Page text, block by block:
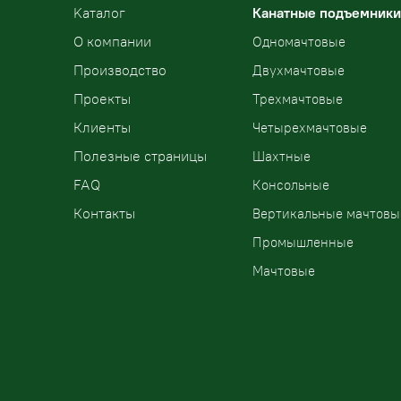
Kаталог
О компании
Производство
Проекты
Клиенты
Полезные страницы
FAQ
Контакты
Канатные подъемники
Одномачтовые
Двухмачтовые
Трехмачтовые
Четырехмачтовые
Шахтные
Консольные
Вертикальные
Промышленные
Мачтовые